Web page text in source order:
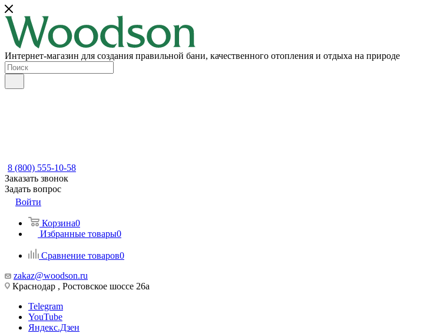
Интернет-магазин для создания правильной бани, качественного отопления и отдыха на природе
8 (800) 555-10-58
Заказать звонок
Задать вопрос
Войти
Корзина0
Избранные товары0
Сравнение товаров0
zakaz@woodson.ru
Краснодар , Ростовское шоссе 26а
Telegram
YouTube
Яндекс.Дзен